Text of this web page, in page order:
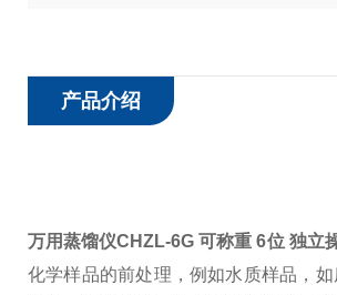
产品介绍
万用蒸馏仪CHZL-6G 可称重 6位 独立
化学样品的前处理，例如水质样品，